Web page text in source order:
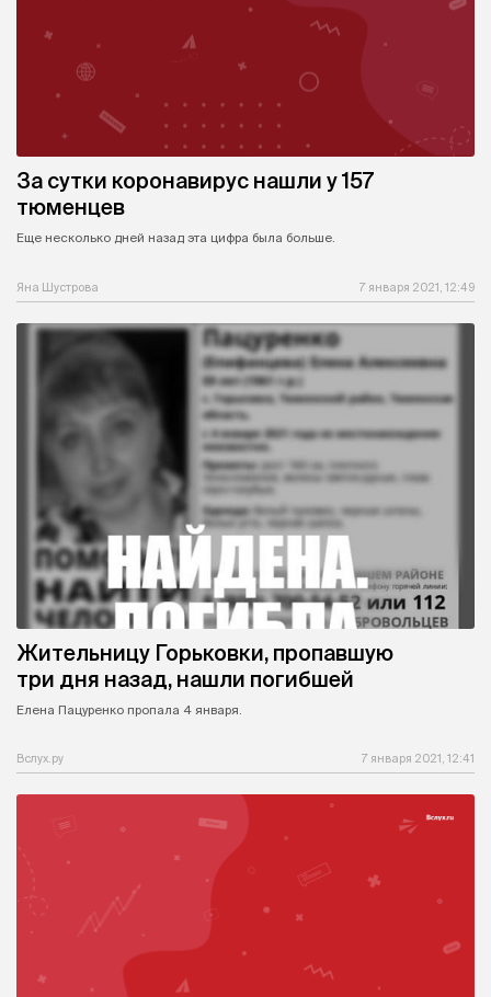
За сутки коронавирус нашли у 157
тюменцев
Еще несколько дней назад эта цифра была больше.
Яна Шустрова 7 января 2021, 12:49
Жительницу Горьковки, пропавшую
три дня назад, нашли погибшей
Елена Пацуренко пропала 4 января.
Вслух.ру 7 января 2021, 12:41